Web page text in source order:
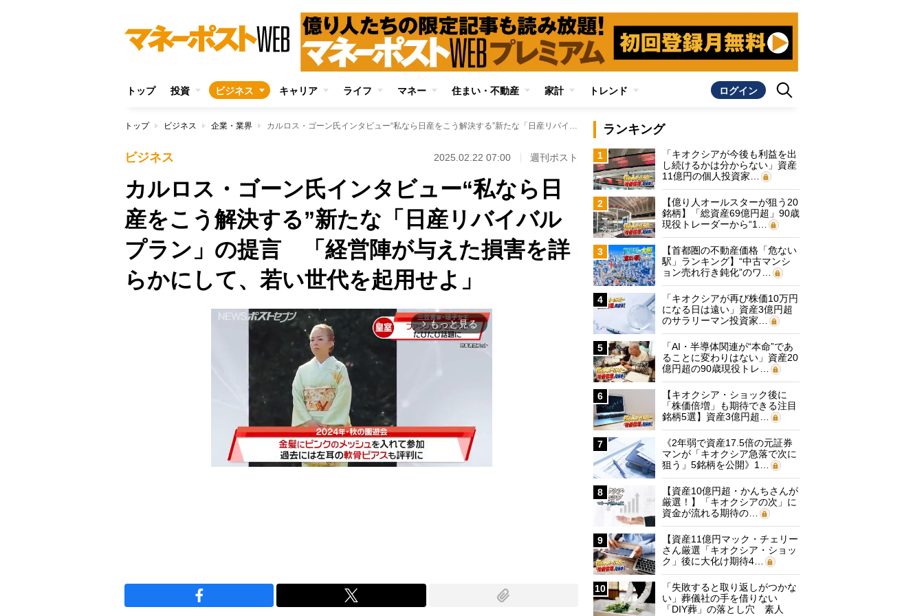
トップ 投資 ビジネス キャリア ライフ マネー 住まい・不動産 家計 トレンド ログイン
トップ ビジネス 企業・業界 カルロス・ゴーン氏インタビュー“私なら日産をこう解決する”新たな「日産リバイバルプラン」の提言 「経営陣が与えた損害を詳らかにして、若い世代を起用せよ」
ビジネス 2025.02.22 07:00 週刊ポスト
カルロス・ゴーン氏インタビュー“私なら日
産をこう解決する”新たな「日産リバイバル
プラン」の提言 「経営陣が与えた損害を詳
らかにして、若い世代を起用せよ」
arrow_forward_ios もっと見る
ランキング
1
「キオクシアが今後も利益を出
し続けるかは分からない」資産
11億円の個人投資家…
2
【億り人オールスターが狙う20
銘柄】「総資産69億円超」90歳
現役トレーダーから“1…
3
【首都圏の不動産価格「危ない
駅」ランキング】“中古マンシ
ョン売れ行き鈍化”のワ…
4
「キオクシアが再び株価10万円
になる日は遠い」資産3億円超
のサラリーマン投資家…
5
「AI・半導体関連が“本命”であ
ることに変わりはない」資産20
億円超の90歳現役トレ…
6
【キオクシア・ショック後に
「株価倍増」も期待できる注目
銘柄5選】資産3億円超…
7
《2年弱で資産17.5倍の元証券
マンが「キオクシア急落で次に
狙う」5銘柄を公開》1…
8
【資産10億円超・かんちさんが
厳選！】「キオクシアの次」に
資金が流れる期待の…
9
【資産11億円マック・チェリー
さん厳選「キオクシア・ショッ
ク」後に大化け期待4…
10
「失敗すると取り返しがつかな
い」葬儀社の手を借りない
「DIY葬」の落とし穴 素人